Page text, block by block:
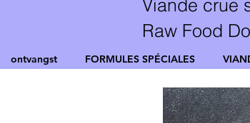
Viande crue
Raw Food
ontvangst FORMULES SPÉCIALES